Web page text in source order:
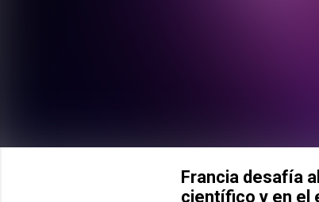
Francia desafía
científico y en el